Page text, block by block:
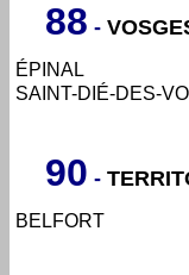
88 -
ÉPINAL
SAINT-DIÉ-DES-
90 -
BELFORT